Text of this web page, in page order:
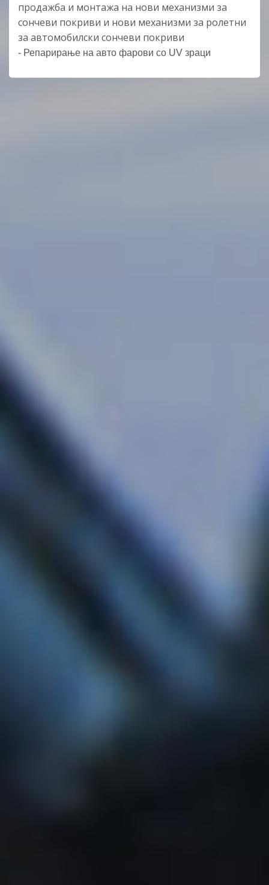
продажба и монтажа на нови механизми за
сончеви покриви и нови механизми за ролетни
за автомобилски сончеви покриви
- Репарирање на авто фарови со UV зраци